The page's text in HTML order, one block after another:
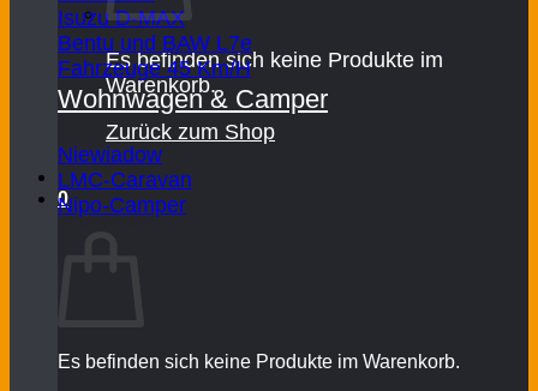
Es befinden sich keine Produkte im
Warenkorb.
Zurück zum Shop
0
Warenkorb
Es befinden sich keine Produkte im Warenkorb.
Isuzu D-MAX
Bentu und BAW L7e
Fahrzeuge 45 Km/H
Wohnwagen & Camper
Niewiadow
LMC-Caravan
Nipo-Camper